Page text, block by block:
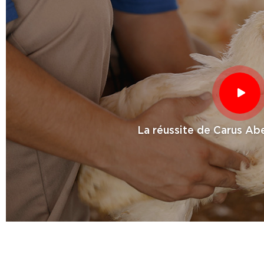
La réussite de Carus